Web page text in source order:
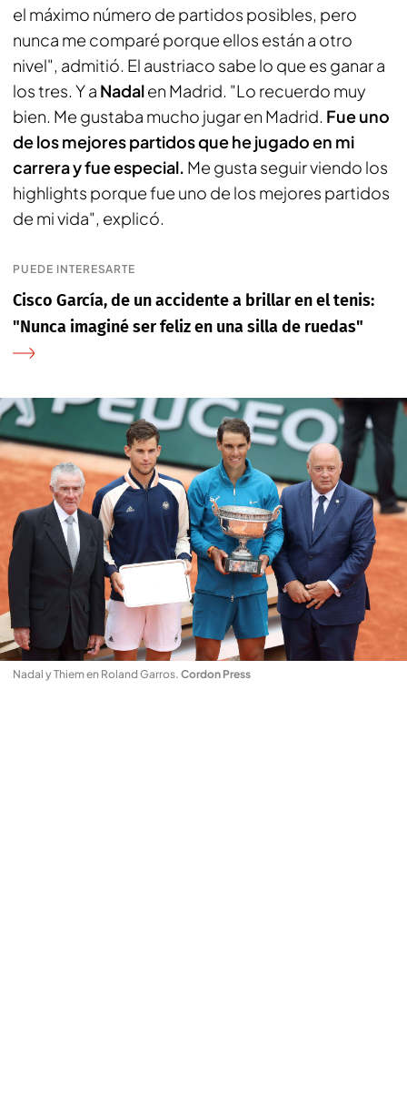
el máximo número de partidos posibles, pero
nunca me comparé porque ellos están a otro
nivel", admitió. El austriaco sabe lo que es ganar a
los tres. Y a Nadalen Madrid. "Lo recuerdo muy
bien. Me gustaba mucho jugar en Madrid. Fue uno
de los mejores partidos que he jugado en mi
carrera y fue especial. Me gusta seguir viendo los
highlights porque fue uno de los mejores partidos
de mi vida", explicó.
PUEDE INTERESARTE
Cisco García, de un accidente a brillar en el tenis:
"Nunca imaginé ser feliz en una silla de ruedas"
Nadal y Thiem en Roland Garros. Cordon Press